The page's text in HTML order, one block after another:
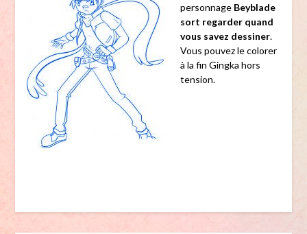
personnage Beyblade
sort regarder quand
vous savez dessiner.
Vous pouvez le colorer
à la fin Gingka hors
tension.